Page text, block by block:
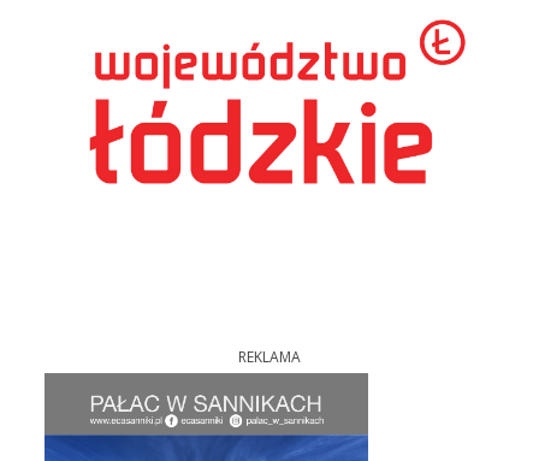
REKLAMA